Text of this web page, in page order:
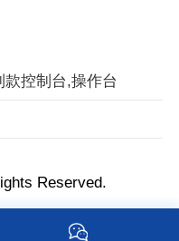
控制台,操作台
Reserved.